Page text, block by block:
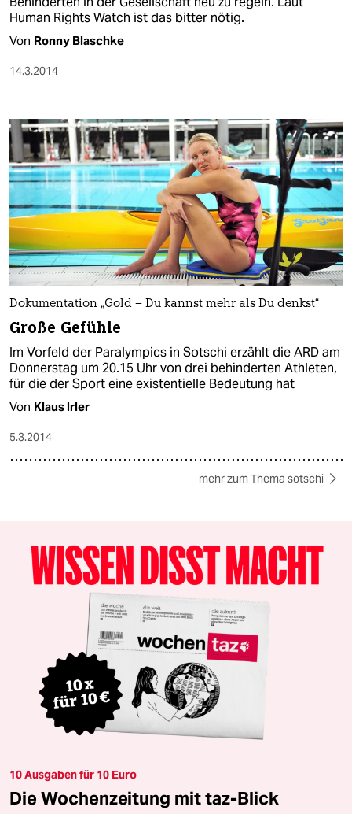
Human Rights Watch ist das bitter nötig.
Von Ronny Blaschke
14.3.2014
Dokumentation „Gold – Du kannst mehr als Du denkst“
Große Gefühle
Im Vorfeld der Paralympics in Sotschi erzählt die ARD am
Donnerstag um 20.15 Uhr von drei behinderten Athleten,
für die der Sport eine existentielle Bedeutung hat
Von Klaus Irler
5.3.2014
mehr zum Thema sotschi
10 Ausgaben für 10 Euro
Die Wochenzeitung mit taz-Blick